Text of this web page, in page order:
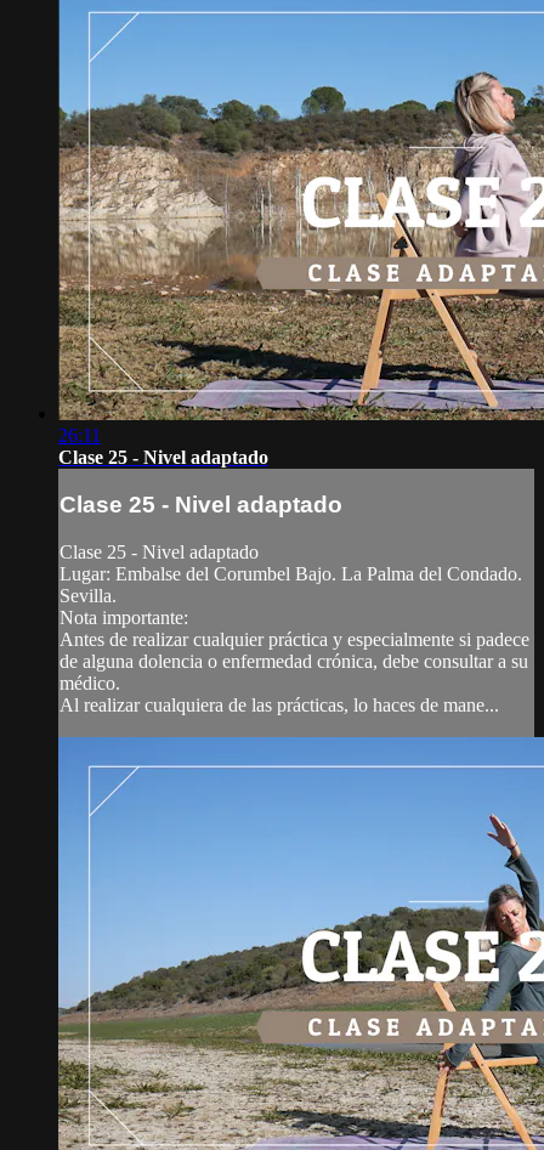
26:11
Clase 25 - Nivel adaptado
Clase 25 - Nivel adaptado
Clase 25 - Nivel adaptado
Lugar: Embalse del Corumbel Bajo. La Palma del Condado.
Sevilla.
Nota importante:
Antes de realizar cualquier práctica y especialmente si padece
de alguna dolencia o enfermedad crónica, debe consultar a su
médico.
Al realizar cualquiera de las prácticas, lo haces de mane...